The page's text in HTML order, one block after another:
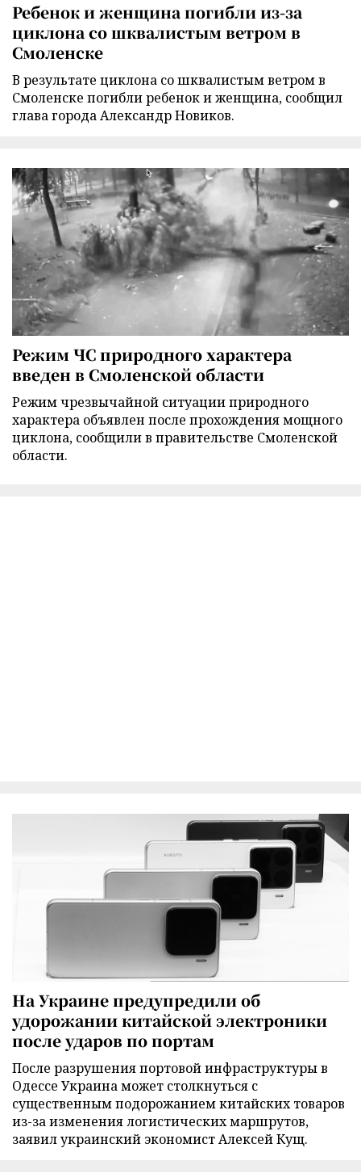
Ребенок и женщина погибли из-за
циклона со шквалистым ветром в
Смоленске
В результате циклона со шквалистым ветром в
Смоленске погибли ребенок и женщина, сообщил
глава города Александр Новиков.
Режим ЧС природного характера
введен в Смоленской области
Режим чрезвычайной ситуации природного
характера объявлен после прохождения мощного
циклона, сообщили в правительстве Смоленской
области.
На Украине предупредили об
удорожании китайской электроники
после ударов по портам
После разрушения портовой инфраструктуры в
Одессе Украина может столкнуться с
существенным подорожанием китайских товаров
из-за изменения логистических маршрутов,
заявил украинский экономист Алексей Кущ.